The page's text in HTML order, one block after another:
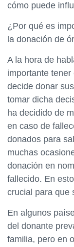
cómo puede
¿Por qué es
la donación de
A la hora de
importante
decide donar
tomar dicha
ha decidido de
en caso de
donados para
muchas
donación en
fallecido. En
crucial para que
En algunos
del donante
familia, pero en